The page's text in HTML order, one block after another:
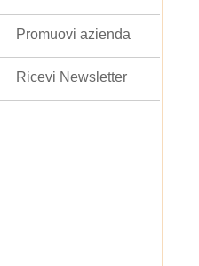
Promuovi azienda
Ricevi Newsletter